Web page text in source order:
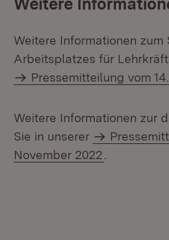
Weitere Informationen
Arbeitsplatzes für
Pressemitteilung vom
Weitere Informationen zur
Sie in unserer
November 2022